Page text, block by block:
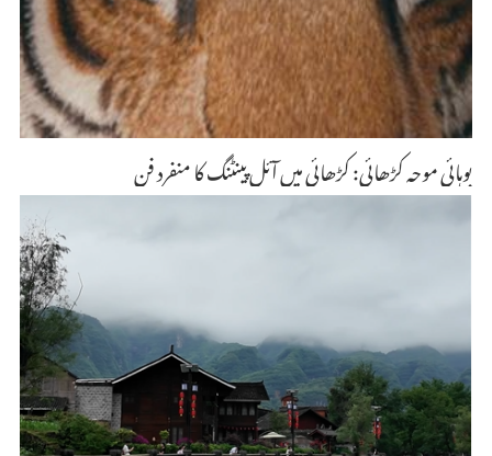
بوہائی موحہ کڑھائی: کڑھائی میں آئل پینٹنگ کا منفرد فن